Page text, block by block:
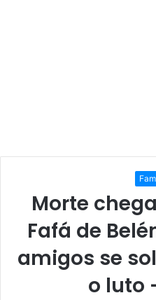
Morte
Fafá de
amigos se
o luto